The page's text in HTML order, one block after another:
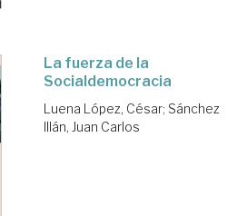
La fuerza de la
Socialdemocracia
Luena López, César; Sánchez
Illán, Juan Carlos